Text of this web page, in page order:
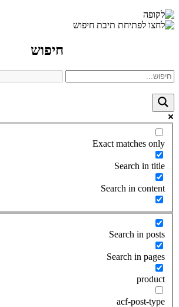
חיפוש
Exact matches only
Search in title
Search in content
Search in posts
Search in pages
product
acf-post-type